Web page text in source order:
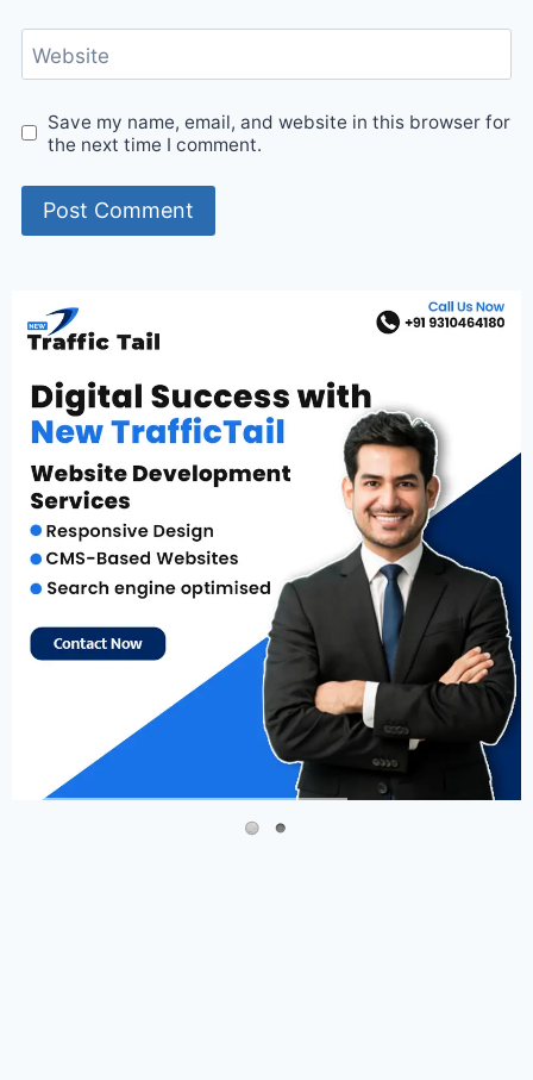
Website
Save my name, email, and website in this browser for
the next time I comment.